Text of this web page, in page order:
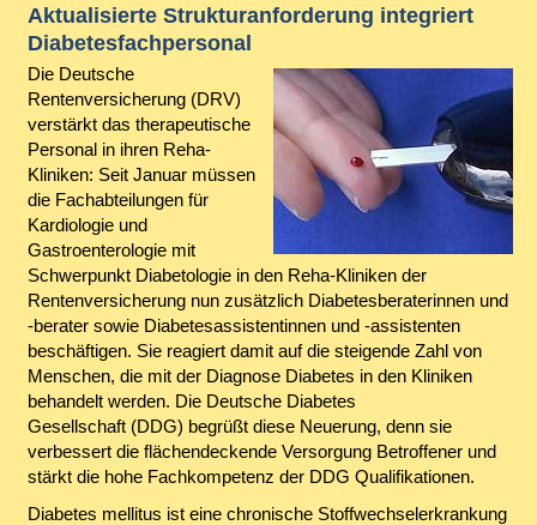
Aktualisierte Strukturanforderung integriert
Diabetesfachpersonal
Die Deutsche
Rentenversicherung (DRV)
verstärkt das therapeutische
Personal in ihren Reha-
Kliniken: Seit Januar müssen
die Fachabteilungen für
Kardiologie und
Gastroenterologie mit
Schwerpunkt Diabetologie in den Reha-Kliniken der
Rentenversicherung nun zusätzlich Diabetesberaterinnen und
-berater sowie Diabetesassistentinnen und -assistenten
beschäftigen. Sie reagiert damit auf die steigende Zahl von
Menschen, die mit der Diagnose Diabetes in den Kliniken
behandelt werden. Die Deutsche Diabetes
Gesellschaft (DDG) begrüßt diese Neuerung, denn sie
verbessert die flächendeckende Versorgung Betroffener und
stärkt die hohe Fachkompetenz der DDG Qualifikationen.
Diabetes mellitus ist eine chronische Stoffwechselerkrankung